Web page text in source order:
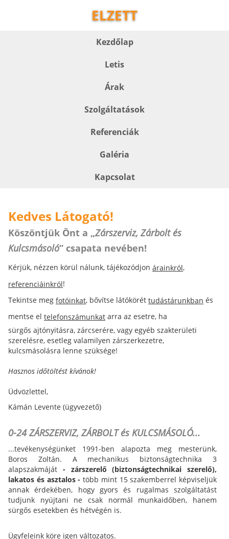
ELZETT
Kezdőlap
Letis
Árak
Szolgáltatások
Referenciák
Galéria
Kapcsolat
Kedves Látogató!
Köszöntjük Önt a „Zárszerviz, Zárbolt és
Kulcsmásoló” csapata nevében!
Kérjük, nézzen körül nálunk, tájékozódjon árainkról,
referenciáinkról!
Tekintse meg fotóinkat, bővítse látókörét tudástárunkban és
mentse el telefonszámunkat arra az esetre, ha
sürgős ajtónyitásra, zárcserére, vagy egyéb szakterületi
szerelésre, esetleg valamilyen zárszerkezetre,
kulcsmásolásra lenne szüksége!
Hasznos időtöltést kívánok!
Üdvözlettel,
Kámán Levente (ügyvezető)
0-24 ZÁRSZERVIZ, ZÁRBOLT és KULCSMÁSOLÓ...
...tevékenységünket 1991-ben alapozta meg mesterünk,
Boros Zoltán. A mechanikus biztonságtechnika 3
alapszakmáját - zárszerelő (biztonságtechnikai szerelő),
lakatos és asztalos - több mint 15 szakemberrel képviseljük
annak érdekében, hogy gyors és rugalmas szolgáltatást
tudjunk nyújtani ne csak normál munkaidőben, hanem
sürgős esetekben és hétvégén is.
Ügyfeleink köre igen változatos.